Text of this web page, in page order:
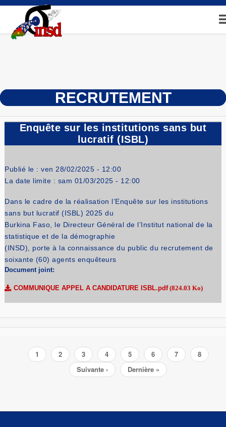
Aller
contenu
principal
RECRUTEMENT
Enquête sur les institutions sans but
lucratif (ISBL)
Publié le : ven 28/02/2025 - 12:00
La date limite : sam 01/03/2025 - 12:00
Dans le cadre de la réalisation l’Enquête sur les institutions
sans but lucratif (ISBL) 2025 du
Burkina Faso, le Directeur Général de l’Institut national de la
statistique et de la démographie
(INSD), porte à la connaissance du public du recrutement de
soixante (60) agents enquêteurs
Document joint:
COMMUNIQUE APPEL A CANDIDATURE ISBL.pdf (824.03 Ko)
Pagination
Page
courante
1 Page
2 Page
3 Page
4 Page
5 Page
6 Page
7 Page
8
Page
suivante
Suivante ›
Dernière
page
Dernière »